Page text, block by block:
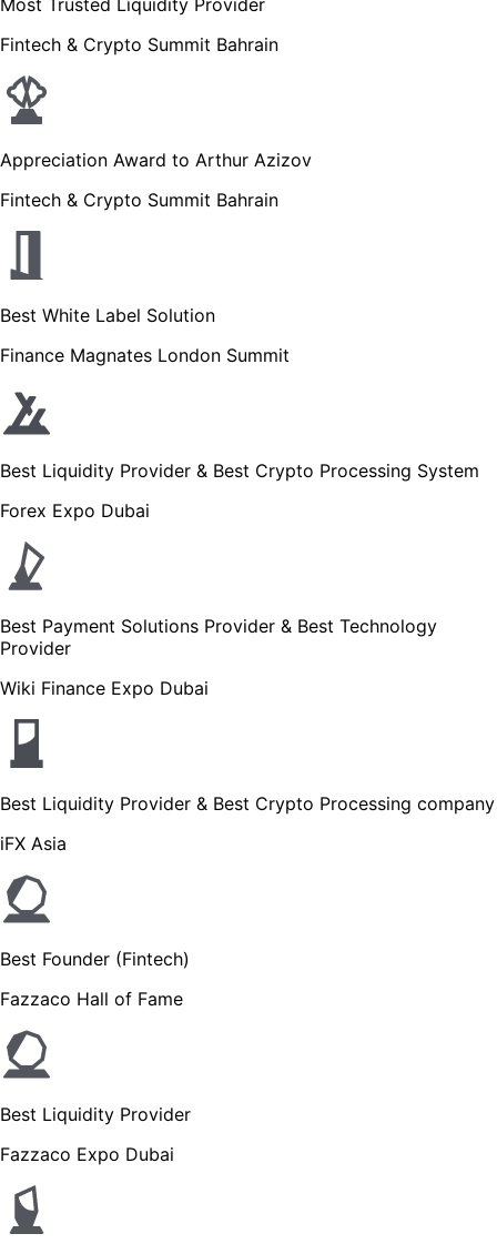
Fintech & Crypto Summit Bahrain
Appreciation Award to Arthur Azizov
Fintech & Crypto Summit Bahrain
Best White Label Solution
Finance Magnates London Summit
Best Liquidity Provider & Best Crypto Processing System
Forex Expo Dubai
Best Payment Solutions Provider & Best Technology
Provider
Wiki Finance Expo Dubai
Best Liquidity Provider & Best Crypto Processing company
iFX Asia
Best Founder (Fintech)
Fazzaco Hall of Fame
Best Liquidity Provider
Fazzaco Expo Dubai